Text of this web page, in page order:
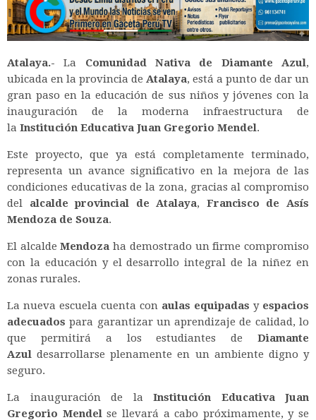
Atalaya.- La Comunidad Nativa de Diamante Azul,
ubicada en la provincia de Atalaya, está a punto de dar un
gran paso en la educación de sus niños y jóvenes con la
inauguración de la moderna infraestructura de
la Institución Educativa Juan Gregorio Mendel.
Este proyecto, que ya está completamente terminado,
representa un avance significativo en la mejora de las
condiciones educativas de la zona, gracias al compromiso
del alcalde provincial de Atalaya, Francisco de Asís
Mendoza de Souza.
El alcaldeMendoza ha demostrado un firme compromiso
con la educación y el desarrollo integral de la niñez en
zonas rurales.
La nueva escuela cuenta con aulas equipadas y espacios
adecuados para garantizar un aprendizaje de calidad, lo
que permitirá a los estudiantes de Diamante
Azul desarrollarse plenamente en un ambiente digno y
seguro.
La inauguración de la Institución Educativa Juan
Gregorio Mendelse llevará a cabo próximamente, y se